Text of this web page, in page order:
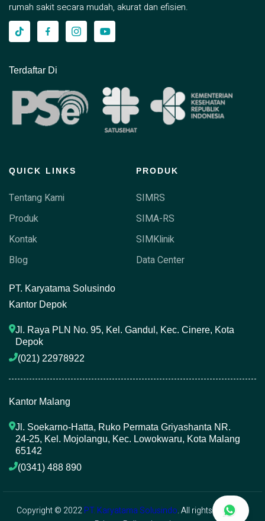
rumah sakit secara mudah, akurat dan efisien.
Terdaftar Di
QUICK LINKS
Tentang Kami
Produk
Kontak
Blog
PRODUK
SIMRS
SIMA-RS
SIMKlinik
Data Center
PT. Karyatama Solusindo
Kantor Depok
Jl. Raya PLN No. 95, Kel. Gandul, Kec. Cinere, Kota
Depok
(021) 22978922
Kantor Malang
Jl. Soekarno-Hatta, Ruko Permata Griyashanta NR.
24-25, Kel. Mojolangu, Kec. Lowokwaru, Kota Malang
65142
(0341) 488 890
Copyright © 2022PT. Karyatama Solusindo. All rights reserved.